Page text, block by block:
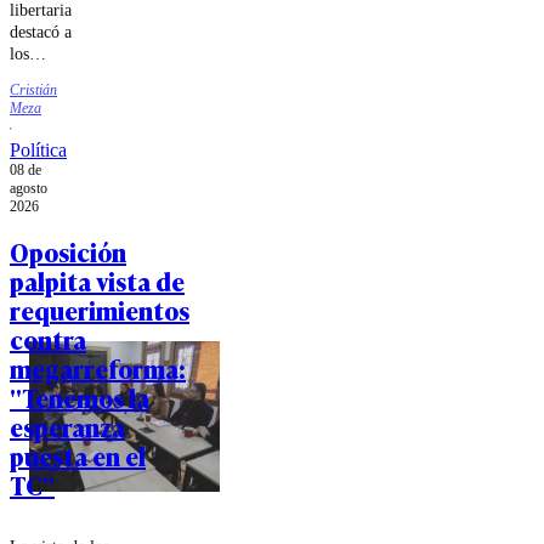
libertaria
destacó a
los
Jorge
Quiroz e
Iván
Poduje
por "dar
la batalla
sin
miedo".
Cristián
Meza
Política
08 de
agosto
2026
Oposición
palpita vista de
requerimientos
contra
megarreforma:
"Tenemos la
esperanza
puesta en el
TC"